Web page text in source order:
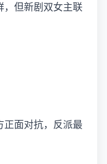
，但新剧双女主联
正面对抗，反派最